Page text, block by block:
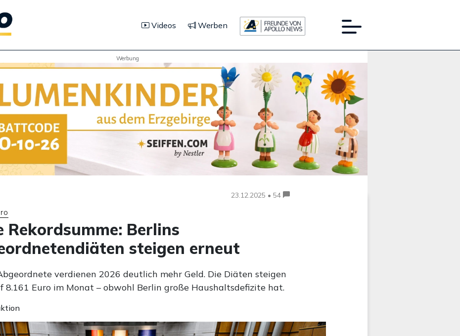
Videos Werben
Werbung
23.12.2025 • 54
Rekordsumme: Berlins
steigen erneut
verdienen 2026 deutlich mehr Geld. Die Diäten steigen
8.161 Euro im Monat – obwohl Berlin große Haushaltsdefizite hat.